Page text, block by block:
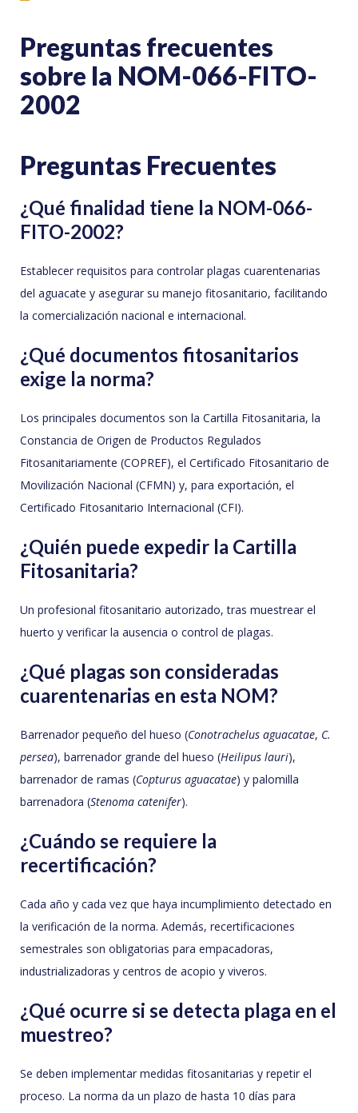
Preguntas frecuentes
sobre la NOM-066-FITO-
2002
Preguntas Frecuentes
¿Qué finalidad tiene la NOM-066-
FITO-2002?
Establecer requisitos para controlar plagas cuarentenarias
del aguacate y asegurar su manejo fitosanitario, facilitando
la comercialización nacional e internacional.
¿Qué documentos fitosanitarios
exige la norma?
Los principales documentos son la Cartilla Fitosanitaria, la
Constancia de Origen de Productos Regulados
Fitosanitariamente (COPREF), el Certificado Fitosanitario de
Movilización Nacional (CFMN) y, para exportación, el
Certificado Fitosanitario Internacional (CFI).
¿Quién puede expedir la Cartilla
Fitosanitaria?
Un profesional fitosanitario autorizado, tras muestrear el
huerto y verificar la ausencia o control de plagas.
¿Qué plagas son consideradas
cuarentenarias en esta NOM?
Barrenador pequeño del hueso (Conotrachelus aguacatae, C.
persea), barrenador grande del hueso (Heilipus lauri),
barrenador de ramas (Copturus aguacatae) y palomilla
barrenadora (Stenoma catenifer).
¿Cuándo se requiere la
recertificación?
Cada año y cada vez que haya incumplimiento detectado en
la verificación de la norma. Además, recertificaciones
semestrales son obligatorias para empacadoras,
industrializadoras y centros de acopio y viveros.
¿Qué ocurre si se detecta plaga en el
muestreo?
Se deben implementar medidas fitosanitarias y repetir el
proceso. La norma da un plazo de hasta 10 días para